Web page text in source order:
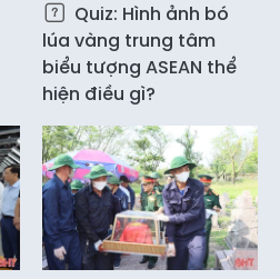
Quiz: Hình ảnh bó
lúa vàng trung tâm
biểu tượng ASEAN thể
hiện điều gì?